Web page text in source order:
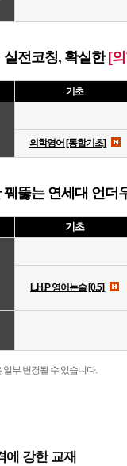
전코칭, 확실한 [
기초
의학영어 [통합기초]
꿰뚫는연세대 언더
기초
L.H.P 영어논술 [0.5]
부 변경될 수 있습니다.
에 강한 교재